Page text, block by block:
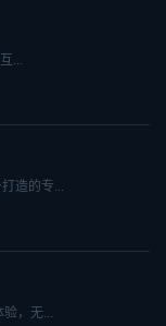
...
造的专...
，无...